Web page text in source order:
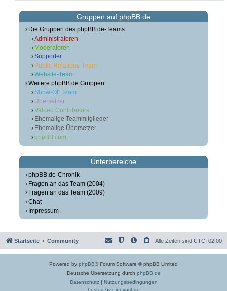
Gruppen auf phpBB.de
Die Gruppen des phpBB.de-Teams
Administratoren
Moderatoren
Supporter
Public Relations-Team
Website-Team
Weitere phpBB.de Gruppen
Show-Off Team
Übersetzer
Valued Contributors
Ehemalige Teammitglieder
Ehemalige Übersetzer
phpBB.com
Unterbereiche
phpBB.de-Chronik
Fragen an das Team (2004)
Fragen an das Team (2009)
Chat
Impressum
Startseite Community Alle Zeiten sind UTC+02:00
Powered by phpBB® Forum Software © phpBB Limited
Deutsche Übersetzung durch phpBB.de
Datenschutz| Nutzungsbedingungen
hosted by Linevast.de